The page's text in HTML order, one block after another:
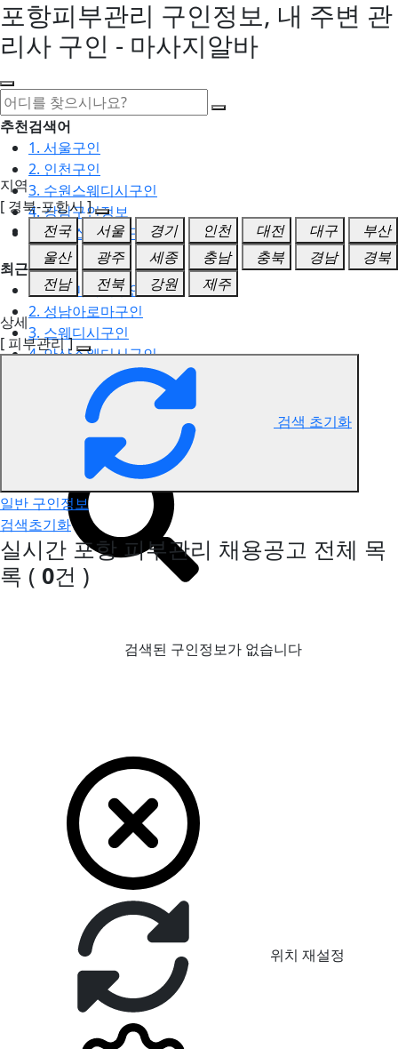
포항피부관리 구인정보, 내 주변 관
리사 구인 - 마사지알바
추천검색어
1. 서울구인
2. 인천구인
3. 수원스웨디시구인
4. 강남구인정보
5. 동탄스웨디시구인
최근검색어
1. 일산마사지구인
2. 성남아로마구인
3. 스웨디시구인
4. 안산스웨디시구인
5. 아로마구인
포항 피부관리 구인정보
지역
[ 경북-포항시 ]
전국
서울 경기 인천 대전 대구
부산
울산
광주 세종 충남 충북 경남
경북
전남
전북 강원
제주
상세
[ 피부관리 ]
검색 초기화
일반 구인정보
검색초기화
실시간 포항 피부관리 채용공고 전체 목
록 ( 0건 )
검색된 구인정보가 없습니다
위치 재설정